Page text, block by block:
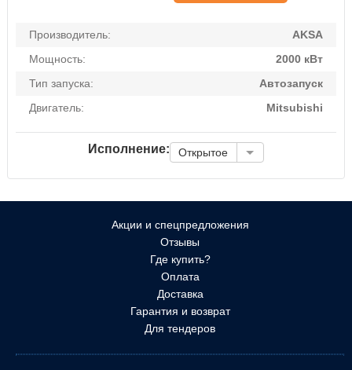
Производитель:
AKSA
Мощность:
2000 кВт
Тип запуска:
Автозапуск
Двигатель:
Mitsubishi
Исполнение: Открытое
Акции и спецпредложения
Отзывы
Где купить?
Оплата
Доставка
Гарантия и возврат
Для тендеров